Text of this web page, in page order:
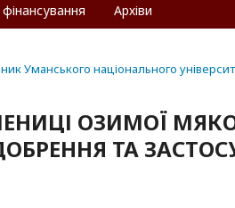
Архіви
Уманського національного
ОЗИМОЇ
ТА